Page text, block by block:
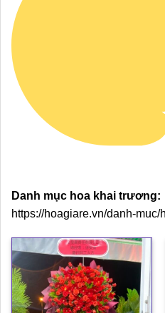
Danh mục hoa khai trương:
https://hoagiare.vn/danh-muc/